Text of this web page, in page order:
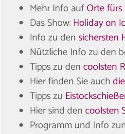
Mehr Info aufOrte
Das Show:Holiday on
Info zu densichersten
Nützliche Info zu den
Tipps zu dencoolsten
Hier finden Sie auch
Tipps zu
Hier sind dencoolsten
Programm und Info